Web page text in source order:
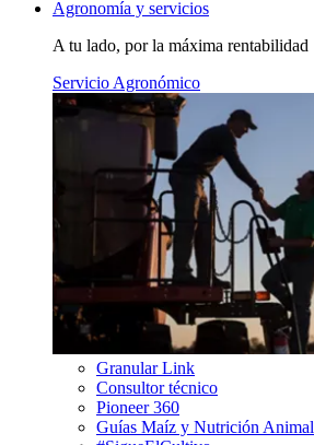
Agronomía y servicios
A tu lado, por la máxima rentabilidad
Servicio Agronómico
Granular Link
Consultor técnico
Pioneer 360
Guías Maíz y Nutrición Animal